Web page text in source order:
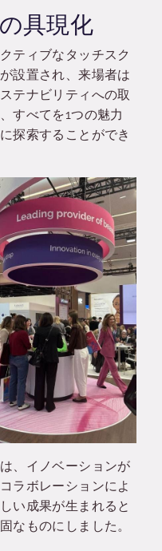
具現化
ティブなタッチスク
設置され、来場者は
テナビリティへの取
すべてを1つの魅力
探索することができ
、イノベーションが
ラボレーションによ
い成果が生まれると
なものにしました。